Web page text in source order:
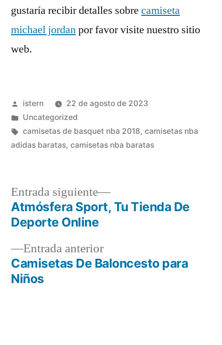
gustaría recibir detalles sobre camiseta
michael jordanpor favor visite nuestro sitio
web.
Publicado
por
istern
22 de agosto de 2023
Publicado
en
Uncategorized
Etiquetas:
camisetas de basquet nba 2018, camisetas nba
adidas baratas, camisetas nba baratas
Navegación
entradas
Entrada anteriorEntrada
anterior:
Camisetas De Baloncesto para
Niños
Entrada siguiente
Entrada
siguiente:
Atmósfera Sport, Tu Tienda De
Deporte Online